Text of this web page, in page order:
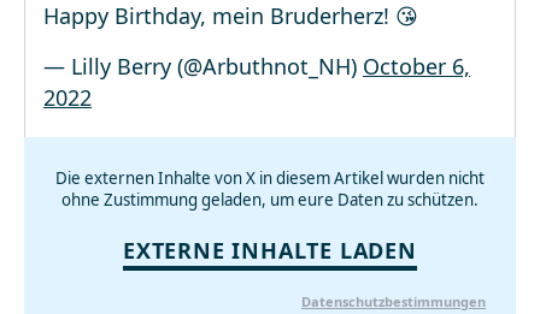
Happy Birthday, mein Bruderherz! 😘
— Lilly Berry (@Arbuthnot_NH) October 6,
2022
Die externen Inhalte von X in diesem Artikel wurden nicht
ohne Zustimmung geladen, um eure Daten zu schützen.
EXTERNE INHALTE LADEN
Datenschutzbestimmungen